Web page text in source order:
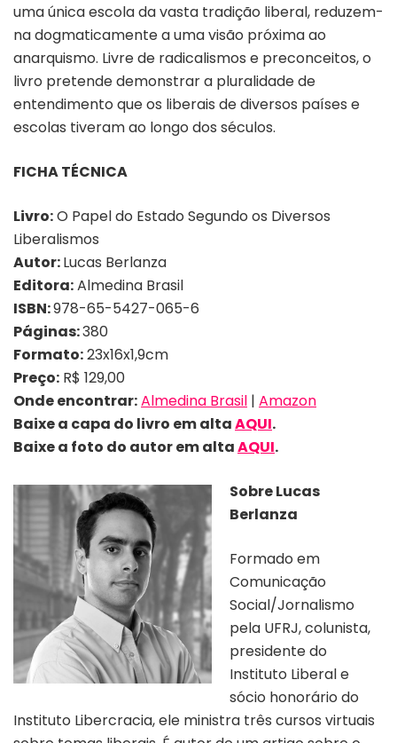
uma única escola da vasta tradição liberal, reduzem-
na dogmaticamente a uma visão próxima ao
anarquismo. Livre de radicalismos e preconceitos, o
livro pretende demonstrar a pluralidade de
entendimento que os liberais de diversos países e
escolas tiveram ao longo dos séculos.
FICHA TÉCNICA
Livro:O Papel do Estado Segundo os Diversos
Liberalismos
Autor:Lucas Berlanza
Editora:Almedina Brasil
ISBN:978-65-5427-065-6
Páginas:380
Formato:23x16x1,9cm
Preço: R$ 129,00
Onde encontrar:Almedina Brasil | Amazon
Baixe a capa do livro em altaAQUI.
Baixe a foto do autor em altaAQUI.
SobreLucas
Berlanza
Formado em
Comunicação
Social/Jornalismo
pela UFRJ, colunista,
presidente do
Instituto Liberal e
sócio honorário do
Instituto Libercracia, ele ministra três cursos virtuais